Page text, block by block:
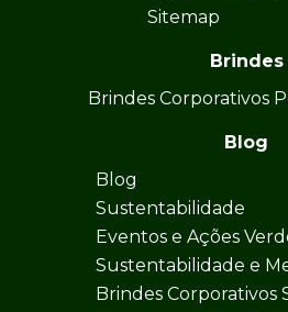
Sitemap
Brindes
Brindes Corporativos
Blog
Blog
Sustentabilidade
Eventos e Ações
Sustentabilidade e
Brindes Corporativos